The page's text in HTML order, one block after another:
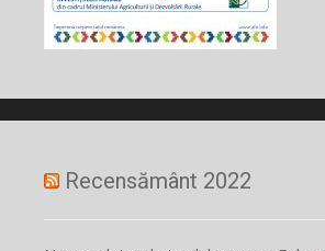
Recensământ 2022